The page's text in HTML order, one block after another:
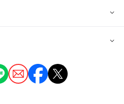
リ または LINEにてお申し込みく
ります
しております
徹底しております